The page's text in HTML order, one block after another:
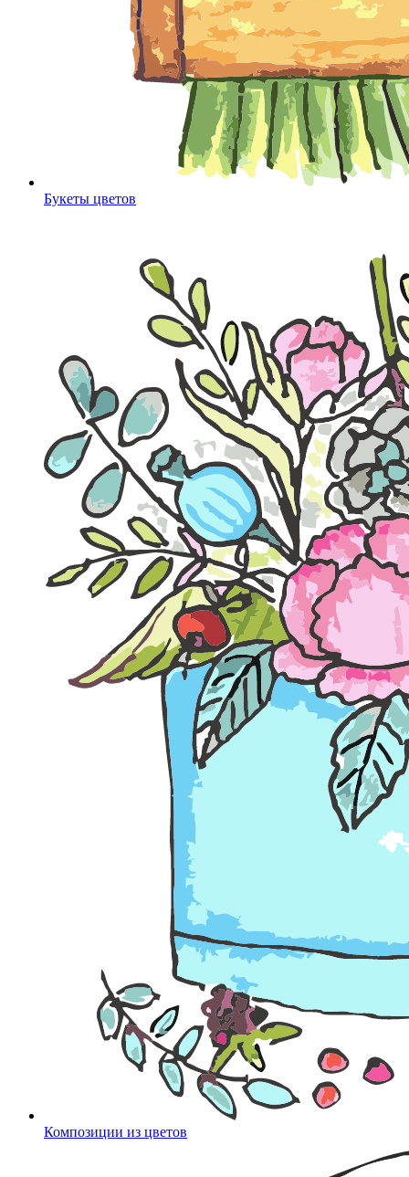
Букеты цветов
Композиции из цветов